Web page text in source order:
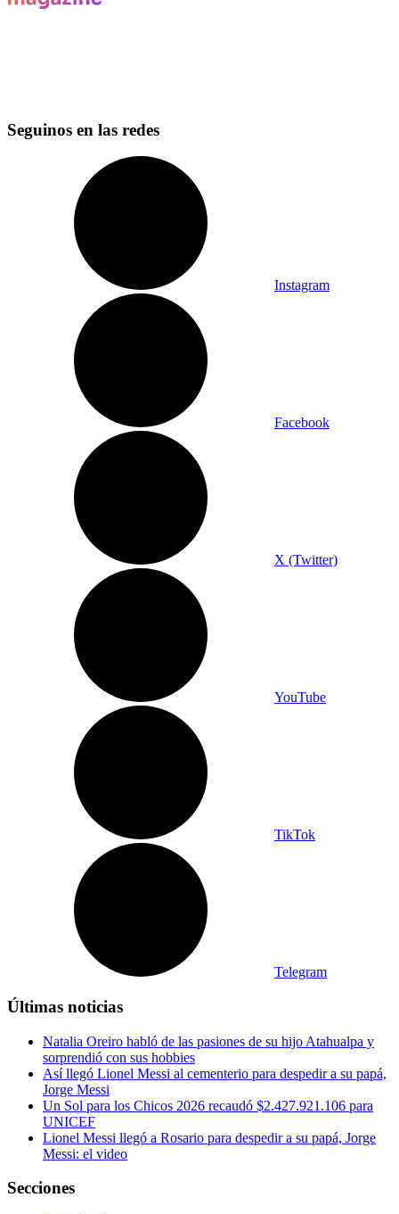
Seguinos en las redes
Instagram
Facebook
X (Twitter)
YouTube
TikTok
Telegram
Últimas noticias
Natalia Oreiro habló de las pasiones de su hijo Atahualpa y
sorprendió con sus hobbies
Así llegó Lionel Messi al cementerio para despedir a su papá,
Jorge Messi
Un Sol para los Chicos 2026 recaudó $2.427.921.106 para
UNICEF
Lionel Messi llegó a Rosario para despedir a su papá, Jorge
Messi: el video
Secciones